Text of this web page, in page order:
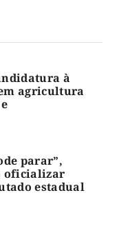
à
agricultura
parar”,
oficializar
estadual